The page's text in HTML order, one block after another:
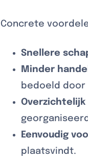
Concrete
Snellere
Minder
bedoeld door
Overzichtelijk
Eenvoudig
plaatsvindt.